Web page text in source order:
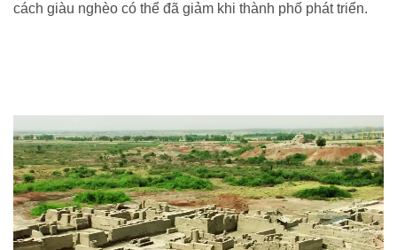
cách giàu nghèo có thể đã giảm khi thành phố phát triển.